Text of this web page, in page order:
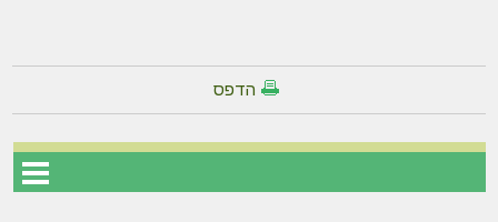
הדפס